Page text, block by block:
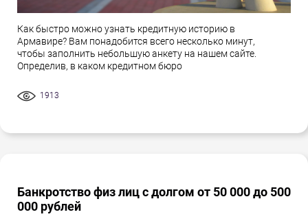
Как быстро можно узнать кредитную историю в
Армавире? Вам понадобится всего несколько минут,
чтобы заполнить небольшую анкету на нашем сайте.
Определив, в каком кредитном бюро
1913
Банкротство физ лиц с долгом от 50 000 до 500
000 рублей